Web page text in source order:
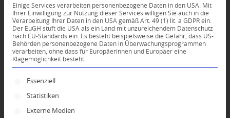
0
Dein Kommentar
An Diskussion beteiligen?
Hinterlassen Sie uns Ihren Kommentar!
Einige Services verarbeiten personenbezogene Daten in den USA. Mit
Ihrer Einwilligung zur Nutzung dieser Services willigen Sie auch in die
Verarbeitung Ihrer Daten in den USA gemäß Art. 49 (1) lit. a GDPR ein.
Der EuGH stuft die USA als ein Land mit unzureichendem Datenschutz
nach EU-Standards ein. Es besteht beispielsweise die Gefahr, dass US-
Behörden personenbezogene Daten in Überwachungsprogrammen
verarbeiten, ohne dass für Europäerinnen und Europäer eine
Klagemöglichkeit besteht.
Es folgt eine Liste der Service-Gruppen, für die
Essenziell
Statistiken
Externe Medien